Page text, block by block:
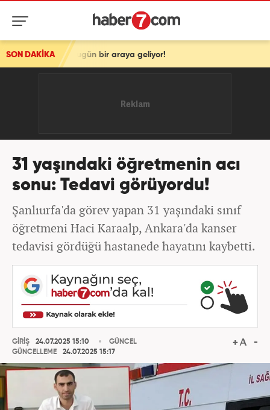
SON DAKİKA
bugün bir araya geliyor!
31 yaşındaki öğretmenin acı
sonu: Tedavi görüyordu!
Şanlıurfa'da görev yapan 31 yaşındaki sınıf
öğretmeni Haci Karaalp, Ankara'da kanser
tedavisi gördüğü hastanede hayatını kaybetti.
GİRİŞ
24.07.2025 15:10
GÜNCELLEME
24.07.2025 15:17
GÜNCEL